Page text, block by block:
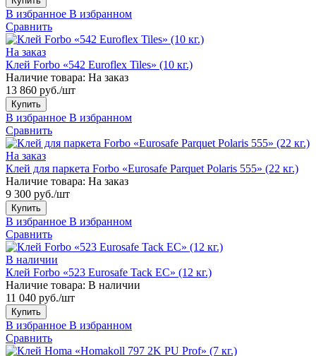
В избранное В избранном
Сравнить
На заказ
Клей Forbo «542 Euroflex Tiles» (10 кг.)
Наличие товара: На заказ
13 860 руб./шт
Купить
В избранное В избранном
Сравнить
На заказ
Клей для паркета Forbo «Eurosafe Parquet Polaris 555» (22 кг.)
Наличие товара: На заказ
9 300 руб./шт
Купить
В избранное В избранном
Сравнить
В наличии
Клей Forbo «523 Eurosafe Tack EC» (12 кг.)
Наличие товара: В наличии
11 040 руб./шт
Купить
В избранное В избранном
Сравнить